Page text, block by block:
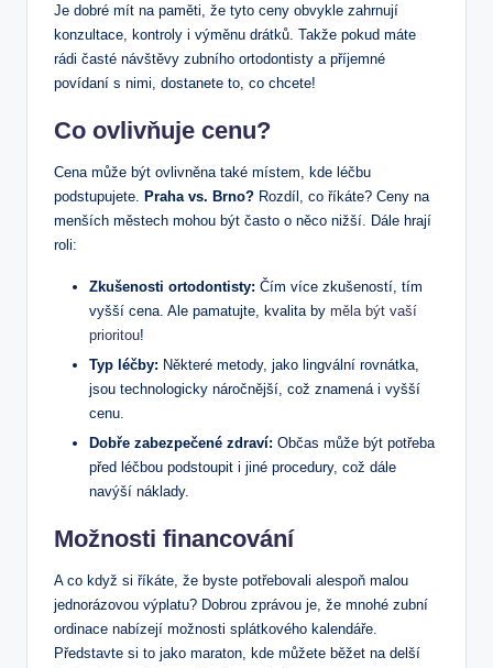
Je dobré mít na paměti, že tyto ceny obvykle zahrnují
konzultace, kontroly i výměnu drátků. Takže pokud máte
rádi časté návštěvy zubního ortodontisty a příjemné
povídaní s nimi, dostanete to, co chcete!
Co ovlivňuje cenu?
Cena může být ovlivněna také místem, kde léčbu
podstupujete.
Praha vs. Brno? Rozdíl, co říkáte? Ceny na
menších městech mohou být často o něco nižší. Dále hrají
roli:
Zkušenosti ortodontisty: Čím více zkušeností, tím
vyšší cena. Ale pamatujte, kvalita by měla být vaší
prioritou!
Typ léčby: Některé metody, jako lingvální rovnátka,
jsou technologicky náročnější, což znamená i vyšší
cenu.
Dobře zabezpečené zdraví: Občas může být potřeba
před léčbou podstoupit i jiné procedury, což dále
navýší náklady.
Možnosti financování
A co když si říkáte, že byste potřebovali alespoň malou
jednorázovou výplatu? Dobrou zprávou je, že mnohé zubní
ordinace nabízejí možnosti splátkového kalendáře.
Představte si to jako maraton, kde můžete běžet na delší